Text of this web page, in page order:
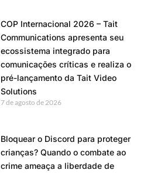
COP Internacional 2026 – Tait
Communications apresenta seu
ecossistema integrado para
comunicações críticas e realiza o
pré-lançamento da Tait Video
Solutions
7 de agosto de 2026
Bloquear o Discord para proteger
crianças? Quando o combate ao
crime ameaça a liberdade de